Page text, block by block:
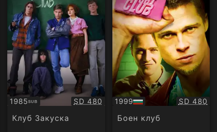
1985SUB
Субтитри Качество:
SD 480
Клуб Закуска
1999
БГ
аудио
SD 480
Боен клуб